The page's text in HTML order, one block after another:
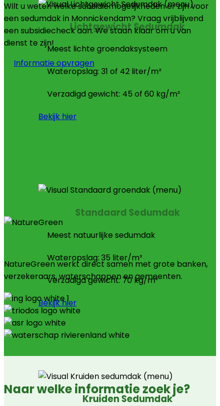
Lichtgewicht Sedumdak
Meest lichte groendaksysteem
Wateropslag: 31 of 42 liter/m²
Verzadigd gewicht: 45 of 60 kg/m²
Bekijk hier
Standaard Sedumdak
Meest natuurlijke sedumdak
Wateropslag: 35 liter/m²
Verzadigd gewicht: 70 kg/m²
Bekijk hier
Kruiden Sedumdak
Wilt u weten welke subsidiemogelijkheden er zijn voor
een sedumdak in Monnickendam? Vraag vrijblijvend
een subsidiecheck aan. We staan klaar om u van
dienst te zijn!
Informatie opvragen
NatureGreen werkt direct samen met grote banken,
verzekeraars, waterschappen en gemeenten.
Naar welke informatie zoek je?